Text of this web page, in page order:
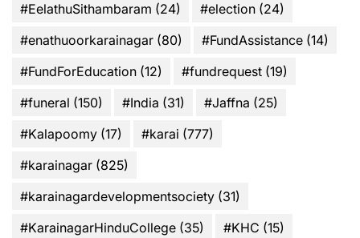
#EelathuSithambaram (24) #election (24)
#enathuoorkarainagar (80) #FundAssistance (14)
#FundForEducation (12) #fundrequest (19)
#funeral (150) #India (31) #Jaffna (25)
#Kalapoomy (17) #karai (777)
#karainagar (825)
#karainagardevelopmentsociety (31)
#KarainagarHinduCollege (35) #KHC (15)